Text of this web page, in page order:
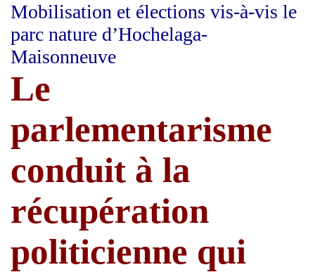
Mobilisation et élections vis-à-vis le
parc nature d’Hochelaga-
Maisonneuve
Le
parlementarisme
conduit à la
récupération
politicienne qui